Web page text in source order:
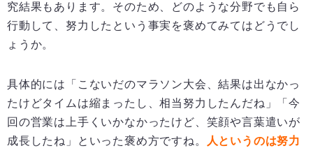
究結果もあります。そのため、どのような分野でも自ら
行動して、努力したという事実を褒めてみてはどうでし
ょうか。
具体的には「こないだのマラソン大会、結果は出なかっ
たけどタイムは縮まったし、相当努力したんだね」「今
回の営業は上手くいかなかったけど、笑顔や言葉遣いが
成長したね」といった褒め方ですね。
人というのは努力